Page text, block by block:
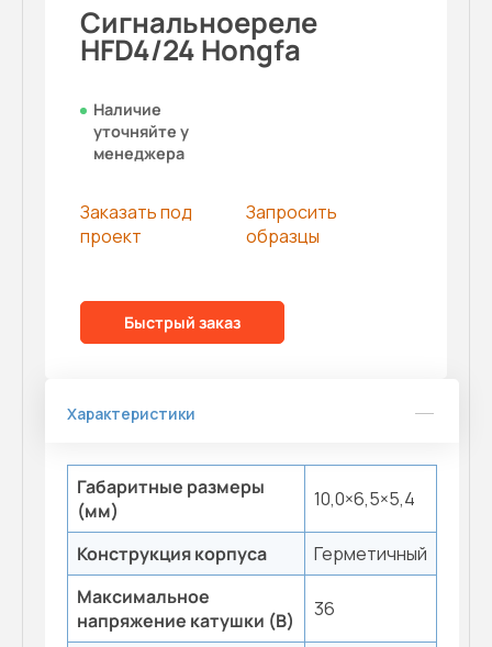
Cигнальноереле
HFD4/24 Hongfa
Наличие
уточняйте у
менеджера
Заказать под
проект
Запросить
образцы
Быстрый заказ
Характеристики
Габаритные размеры
(мм)
10,0×6,5×5,4
Конструкция корпуса
Герметичный
Максимальное
напряжение катушки (B)
36